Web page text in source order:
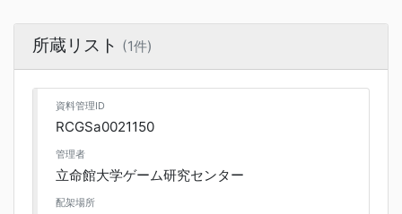
所蔵リスト (1件)
資料管理ID
RCGSa0021150
管理者
立命館大学ゲーム研究センター
配架場所